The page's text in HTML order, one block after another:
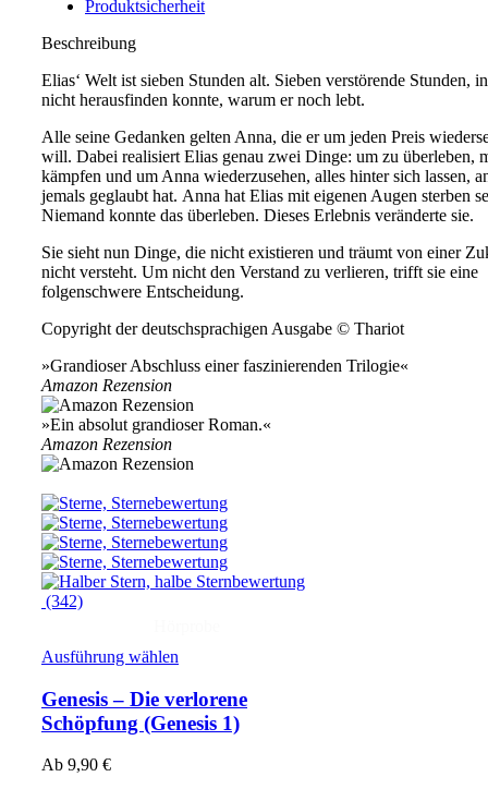
Produktsicherheit
Beschreibung
Elias‘ Welt ist sieben Stunden alt. Sieben verstörende Stunden,
nicht herausfinden konnte, warum er noch lebt.
Alle seine Gedanken gelten Anna, die er um jeden Preis
will. Dabei realisiert Elias genau zwei Dinge: um zu überleben,
kämpfen und um Anna wiederzusehen, alles hinter sich lassen,
jemals geglaubt hat. Anna hat Elias mit eigenen Augen sterben
Niemand konnte das überleben. Dieses Erlebnis veränderte sie.
Sie sieht nun Dinge, die nicht existieren und träumt von einer
nicht versteht. Um nicht den Verstand zu verlieren, trifft sie eine
folgenschwere Entscheidung.
Copyright der deutschsprachigen Ausgabe © Thariot
»Grandioser Abschluss einer faszinierenden Trilogie«
Amazon Rezension
»Ein absolut grandioser Roman.«
Amazon Rezension
(342)
Ausführung wählen
Genesis – Die verlorene
Schöpfung (Genesis 1)
Ab 9,90 €